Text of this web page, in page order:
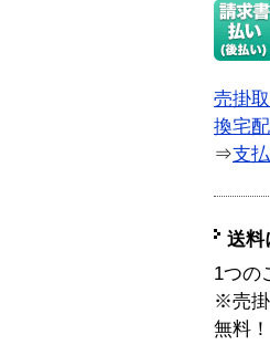
売掛
換宅
⇒支
送料
1つの
※売掛
無料！